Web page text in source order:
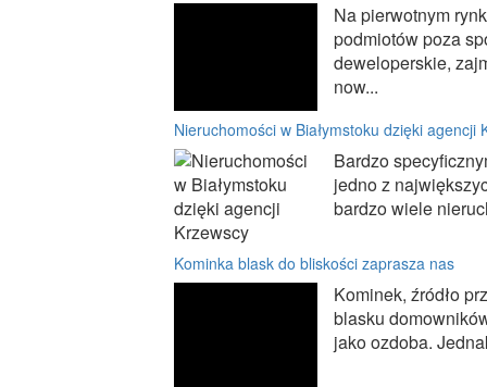
Na pierwotnym
podmiotów poza
deweloperskie,
now...
Nieruchomości w Białymstoku dzięki agencji
Bardzo
jedno z
bardzo wiele
Kominka blask do bliskości zaprasza nas
Kominek, źródło
blasku
jako ozdoba.